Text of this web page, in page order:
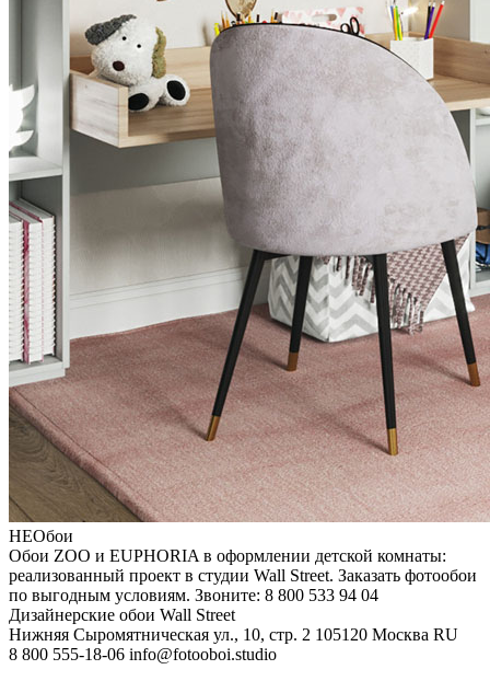
НЕОбои
Обои ZOO и EUPHORIA в оформлении детской комнаты:
реализованный проект в студии Wall Street. Заказать фотообои
по выгодным условиям. Звоните: 8 800 533 94 04
Дизайнерские обои Wall Street
Нижняя Сыромятническая ул., 10, стр. 2 105120 Москва RU
8 800 555-18-06 info@fotooboi.studio